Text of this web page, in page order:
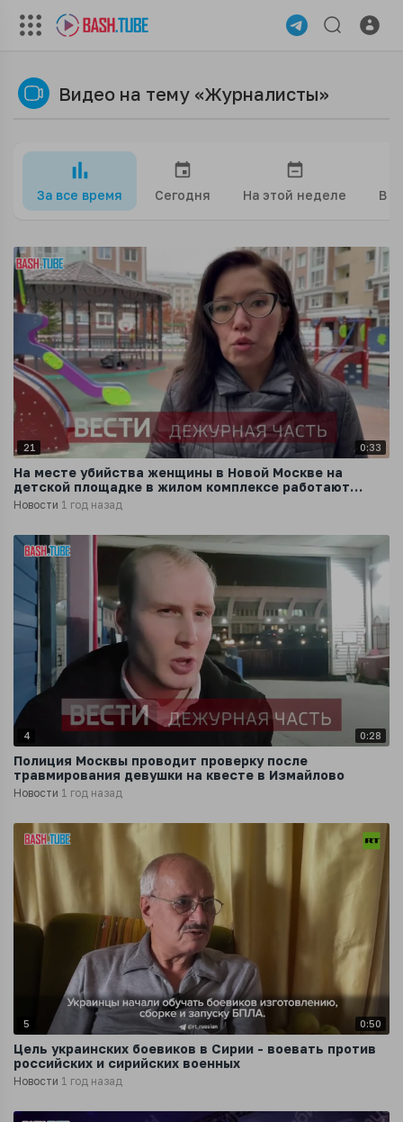
Видео на тему «Журналисты»
За все время Сегодня На этой неделе В
21 0:33
На месте убийства женщины в Новой Москве на
детской площадке в жилом комплексе работают
следователи и криминалисты
Новости 1 год назад
4 0:28
Полиция Москвы проводит проверку после
травмирования девушки на квесте в Измайлово
Новости 1 год назад
5 0:50
Цель украинских боевиков в Сирии - воевать против
российских и сирийских военных
Новости 1 год назад